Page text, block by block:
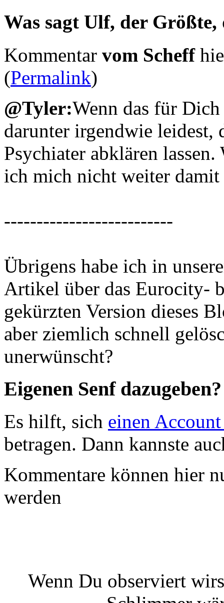
Was sagt Ulf, der Größte,
Kommentar vom Scheff
(Permalink)
@Tyler:Wenn das für
darunter irgendwie leidest,
Psychiater abklären
ich mich nicht weiter damit
--------------------------
Übrigens habe ich in
Artikel über das Eurocity-
gekürzten Version dieses
aber ziemlich schnell
unerwünscht?
Eigenen Senf dazugeben?
Es hilft, sich einen
betragen. Dann kannste
Kommentare können hier
werden
Wenn Du observiert